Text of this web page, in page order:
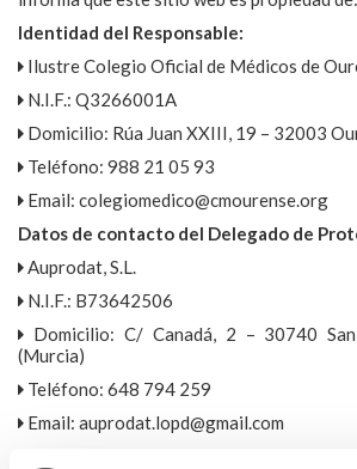
Identidad del Responsable:
Ilustre Colegio Oficial de Médicos de
N.I.F.: Q3266001A
Domicilio: Rúa Juan XXIII, 19 – 32003
Teléfono: 988 21 05 93
Email: colegiomedico@cmourense.org
Datos de contacto del Delegado de
Auprodat, S.L.
N.I.F.: B73642506
Domicilio: C/ Canadá, 2 – 30740
(Murcia)
Teléfono: 648 794 259
Email: auprodat.lopd@gmail.com